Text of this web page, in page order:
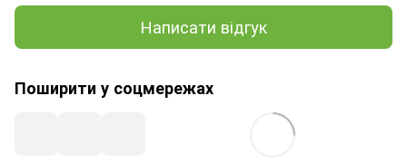
Написати відгук
Поширити у соцмережах